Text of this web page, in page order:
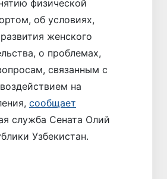
физической
об условиях,
женского
о проблемах,
связанным с
на
сообщает
служба Сената Олий
Узбекистан.